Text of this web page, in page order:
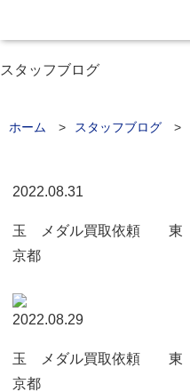
スタッフブログ
ホーム スタッフブログ
2022.08.31
玉 メダル買取依頼 東
京都
2022.08.29
玉 メダル買取依頼 東
京都